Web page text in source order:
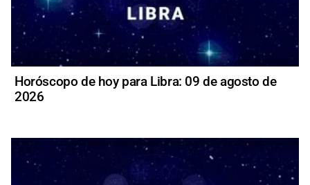
Horóscopo de hoy para Libra: 09 de agosto de
2026